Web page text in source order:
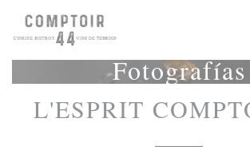
Personalización de sus opciones de
Fotografías
L'ESPRIT